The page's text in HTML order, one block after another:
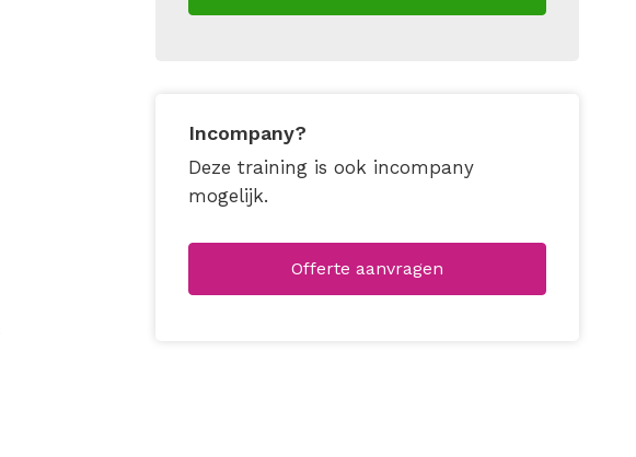
Incompany?
Deze training is ook incompany
mogelijk.
Offerte aanvragen